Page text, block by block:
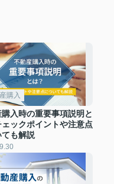
購入
入時の重要事項説明と
ェックポイントや注意点
ても解説